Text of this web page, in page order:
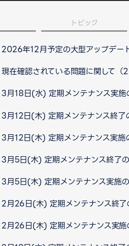
トピック
2026年12月予定の大型アップデー
現在確認されている問題に関して
3月18日(水) 定期メンテナンス実施
3月12日(木) 定期メンテナンス終
3月12日(木) 定期メンテナンス実施
3月5日(木) 定期メンテナンス終了
3月5日(木) 定期メンテナンス実施
2月26日(木) 定期メンテナンス終
2月26日(木) 定期メンテナンス実